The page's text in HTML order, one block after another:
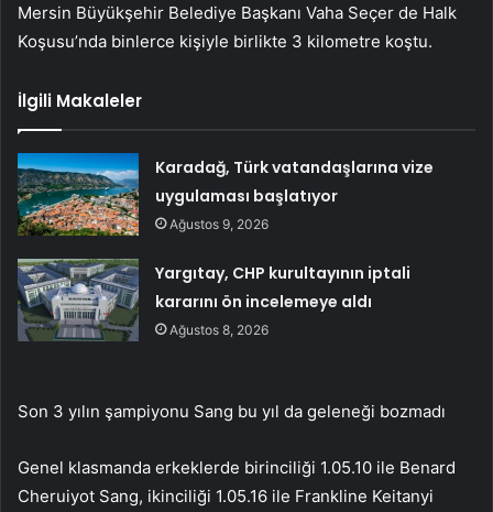
Mersin Büyükşehir Belediye Başkanı Vaha Seçer de Halk
Koşusu’nda binlerce kişiyle birlikte 3 kilometre koştu.
İlgili Makaleler
Karadağ, Türk vatandaşlarına vize
uygulaması başlatıyor
Ağustos 9, 2026
Yargıtay, CHP kurultayının iptali
kararını ön incelemeye aldı
Ağustos 8, 2026
Son 3 yılın şampiyonu Sang bu yıl da geleneği bozmadı
Genel klasmanda erkeklerde birinciliği 1.05.10 ile Benard
Cheruiyot Sang, ikinciliği 1.05.16 ile Frankline Keitanyi